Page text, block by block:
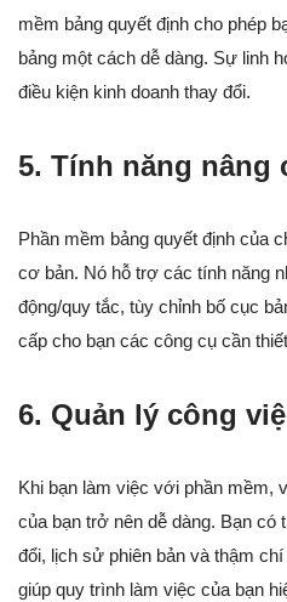
mềm bảng quyết định cho phép
bảng một cách dễ dàng. Sự linh
điều kiện kinh doanh thay đổi.
5. Tính năng nâng
Phần mềm bảng quyết định của
cơ bản. Nó hỗ trợ các tính năng
động/quy tắc, tùy chỉnh bố cục
cấp cho bạn các công cụ cần
6. Quản lý công
Khi bạn làm việc với phần mềm,
của bạn trở nên dễ dàng. Bạn có
đổi, lịch sử phiên bản và thậm
giúp quy trình làm việc của bạn